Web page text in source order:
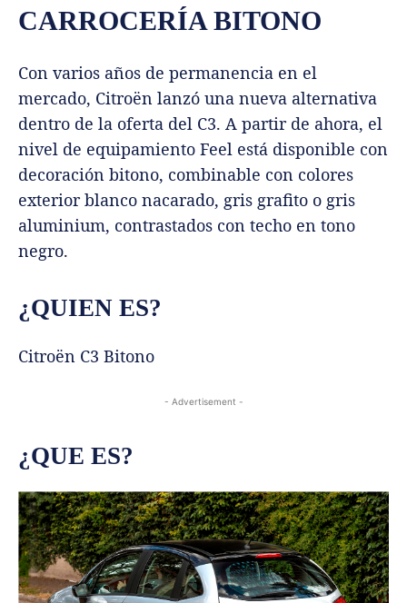
CARROCERÍA BITONO
Con varios años de permanencia en el
mercado, Citroën lanzó una nueva alternativa
dentro de la oferta del C3. A partir de ahora, el
nivel de equipamiento Feel está disponible con
decoración bitono, combinable con colores
exterior blanco nacarado, gris grafito o gris
aluminium, contrastados con techo en tono
negro.
¿QUIEN ES?
Citroën C3 Bitono
- Advertisement -
¿QUE ES?